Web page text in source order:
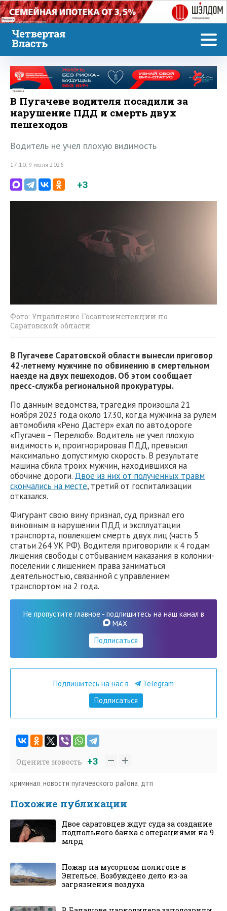
Реклама
Реклама
В Пугачеве водителя посадили за
нарушение ПДД и смерть двух
пешеходов
Водитель не учел плохую видимость
17:10, 9 июля 2026
+3
Фото: Управление Госавтоинспекции по
Саратовской области
В Пугачеве Саратовской области вынесли приговор
42-летнему мужчине по обвинению в смертельном
наезде на двух пешеходов. Об этом сообщает
пресс-служба региональной прокуратуры.
По данным ведомства, трагедия произошла 21
ноября 2023 года около 17.30, когда мужчина за рулем
автомобиля «Рено Дастер» ехал по автодороге
«Пугачев – Перелюб». Водитель не учел плохую
видимость и, проигнорировав ПДД, превысил
максимально допустимую скорость. В результате
машина сбила троих мужчин, находившихся на
обочине дороги. Двое из них от полученных травм
скончались на месте, третий от госпитализации
отказался.
Фигурант свою вину признал, суд признал его
виновным в нарушении ПДД и эксплуатации
транспорта, повлекшем смерть двух лиц (часть 5
статьи 264 УК РФ). Водителя приговорили к 4 годам
лишения свободы с отбыванием наказания в колонии-
поселении с лишением права заниматься
деятельностью, связанной с управлением
транспортом на 2 года.
Не пропустите главное - подпишитесь на наш канал в
MAX
Подписаться
Подпишитесь на нас в
Telegram
Подписаться
Оцените новость +3
криминал новости пугачевского района дтп
Похожие публикации
Двое саратовцев ждут суда за создание
подпольного банка с операциями на 9
млрд
Пожар на мусорном полигоне в
Энгельсе. Возбуждено дело из-за
загрязнения воздуха